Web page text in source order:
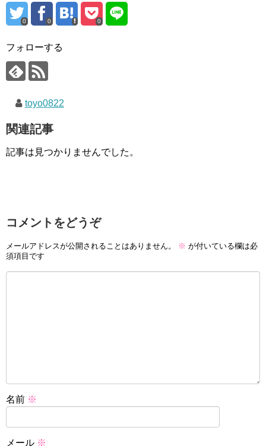
0 0 0
フォローする
toyo0822
関連記事
記事は見つかりませんでした。
コメントをどうぞ
メールアドレスが公開されることはありません。 ※ が付いている欄は必
須項目です
名前 ※
メール ※